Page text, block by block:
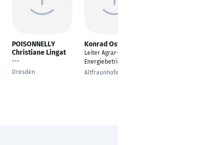
POISONNELLY
Christiane Lingat
---
Dresden
Konrad Ostner
Leiter Agrar- und
Energiebetrieb
Altfraunhofen